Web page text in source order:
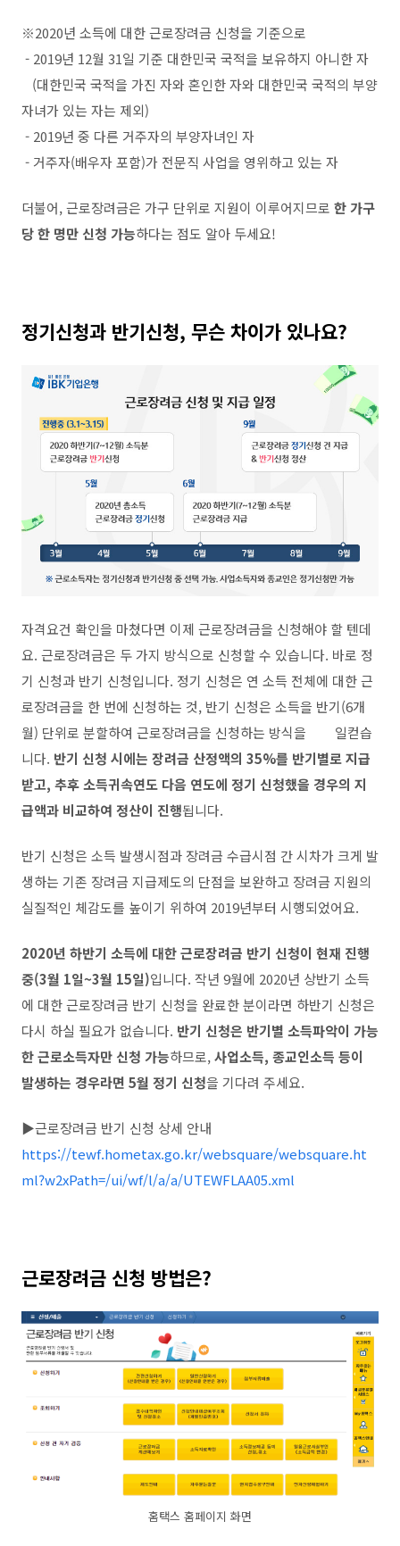
※2020년 소득에 대한 근로장려금 신청을 기준으로
- 2019년 12월 31일 기준 대한민국 국적을 보유하지 아니한 자
(대한민국 국적을 가진 자와 혼인한 자와 대한민국 국적의 부양
자녀가 있는 자는 제외)
- 2019년 중 다른 거주자의 부양자녀인 자
- 거주자(배우자 포함)가 전문직 사업을 영위하고 있는 자
더불어,근로장려금은 가구 단위로 지원이 이루어지므로 한 가구
당 한 명만 신청 가능하다는 점도 알아 두세요!
정기신청과 반기신청, 무슨 차이가 있나요?
자격요건 확인을 마쳤다면 이제 근로장려금을 신청해야 할 텐데
요. 근로장려금은 두 가지 방식으로 신청할 수 있습니다. 바로 정
기 신청과 반기 신청입니다. 정기 신청은 연 소득 전체에 대한 근
로장려금을 한 번에 신청하는 것, 반기 신청은 소득을 반기(6개
월) 단위로 분할하여 근로장려금을 신청하는 방식을
일컫습
니다. 반기 신청 시에는 장려금 산정액의 35%를 반기별로 지급
받고, 추후 소득귀속연도 다음 연도에 정기 신청했을 경우의 지
급액과 비교하여 정산이 진행됩니다.
반기 신청은 소득 발생시점과 장려금 수급시점 간 시차가 크게 발
생하는 기존 장려금 지급제도의 단점을 보완하고 장려금 지원의
실질적인 체감도를 높이기 위하여 2019년부터 시행되었어요.
2020년 하반기 소득에 대한 근로장려금 반기 신청이 현재 진행
중(3월 1일~3월 15일)입니다. 작년 9월에 2020년 상반기 소득
에 대한 근로장려금 반기 신청을 완료한 분이라면 하반기 신청은
다시 하실 필요가 없습니다. 반기 신청은 반기별 소득파악이 가능
한 근로소득자만 신청 가능하므로,사업소득, 종교인소득 등이
발생하는 경우라면 5월 정기 신청을 기다려 주세요.
▶근로장려금 반기 신청 상세 안내
https://tewf.hometax.go.kr/websquare/websquare.ht
ml?w2xPath=/ui/wf/l/a/a/UTEWFLAA05.xml
근로장려금 신청 방법은?
홈택스 홈페이지 화면